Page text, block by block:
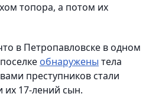
топора, а потом их
в Петропавловске в одном
обнаружены тела
преступников стали
17-лений сын.